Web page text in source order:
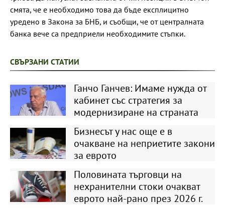
смята, че е необходимо това да бъде експлицитно
уредено в Закона за БНБ, и съобщи, че от централната
банка вече са предприели необходимите стъпки.
СВЪРЗАНИ СТАТИИ
Ганчо Ганчев: Имаме нужда от
кабинет със стратегия за
модернизиране на страната
Бизнесът у нас още е в
очакване на неприетите закони
за еврото
Половината търговци на
нехранителни стоки очакват
еврото най-рано през 2026 г.